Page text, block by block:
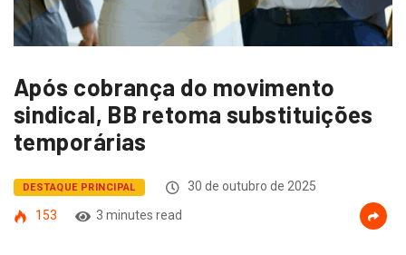
Após cobrança do movimento
sindical, BB retoma substituições
temporárias
DESTAQUE PRINCIPAL
30 de outubro de 2025
153
3 minutes read